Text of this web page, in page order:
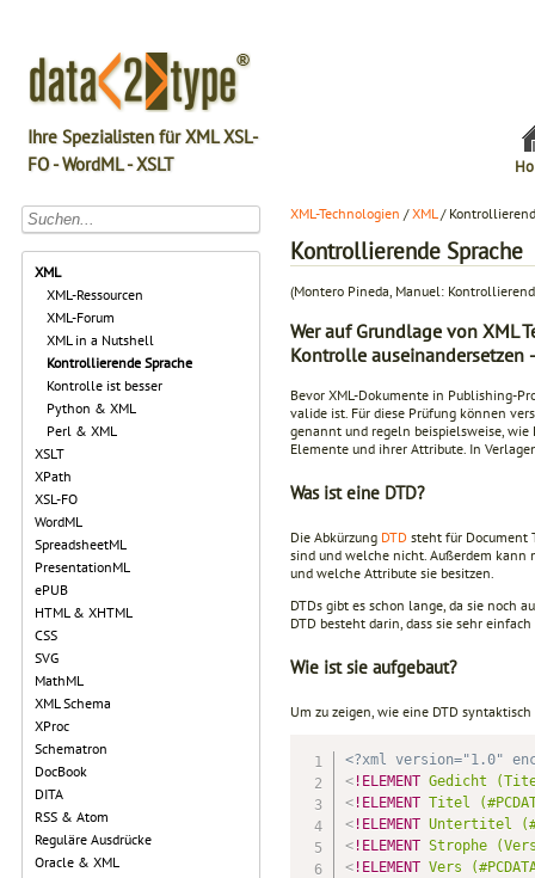
Ihre Spezialisten für XML XSL-
FO - WordML - XSLT
XML
XML-Ressourcen
XML-Forum
XML in a Nutshell
Kontrollierende Sprache
Kontrolle ist besser
Python & XML
Perl & XML
XSLT
XPath
XSL-FO
WordML
SpreadsheetML
PresentationML
ePUB
HTML & XHTML
CSS
SVG
MathML
XML Schema
XProc
Schematron
DocBook
DITA
RSS & Atom
Reguläre Ausdrücke
Oracle & XML
XML-Technologien /XML/
Kontrollierende Sprache
(Montero Pineda, Manuel:
Wer auf Grundlage von XML
Kontrolle auseinandersetzen
Bevor XML-Dokumente in Publishing-
valide ist. Für diese Prüfung können
genannt und regeln beispielsweise,
Elemente und ihrer Attribute. In
Was ist eine DTD?
Die Abkürzung DTD steht für Document
sind und welche nicht. Außerdem kann
und welche Attribute sie besitzen.
DTDs gibt es schon lange, da sie noch
DTD besteht darin, dass sie sehr
Wie ist sie aufgebaut?
Um zu zeigen, wie eine DTD
<?xml version="1.0"
<!ELEMENT Gedicht
<!ELEMENT Titel
<!ELEMENT Untertitel
<!ELEMENT Strophe
<!ELEMENT Vers